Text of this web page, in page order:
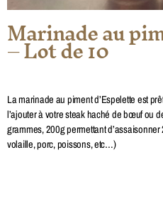
Marinade au
– Lot de 10
La marinade au piment d’Espelette est
l’ajouter à votre steak haché de bœuf ou
grammes, 200g permettant
volaille, porc, poissons, etc…)